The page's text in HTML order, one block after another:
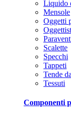
Liquido
Mensole
Oggetti
Scalette
Specchi
Tappeti
Tende
Tessuti
Componenti